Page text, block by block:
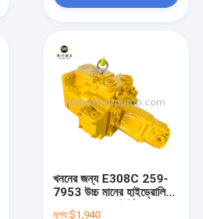
খননের জন্য E308C 259-
7953 উচ্চ মানের হাইড্রোলিক
মূল্য:$1,940